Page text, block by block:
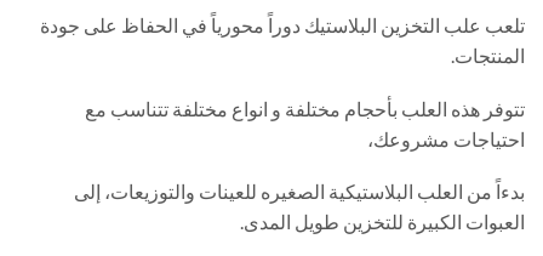
تلعب علب التخزين البلاستيك دوراً محورياً في الحفاظ على جودة
المنتجات.
تتوفر هذه العلب بأحجام مختلفة و انواع مختلفة تتناسب مع
احتياجات مشروعك،
بدءاً من العلب البلاستيكية الصغيره للعينات والتوزيعات، إلى
العبوات الكبيرة للتخزين طويل المدى.